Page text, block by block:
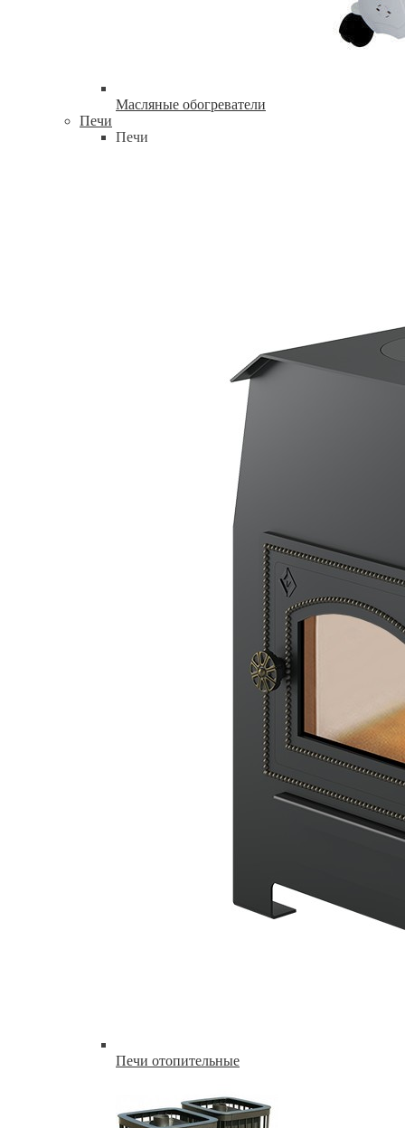
Масляные обогреватели
Печи
Печи
Печи отопительные